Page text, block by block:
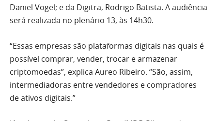
Daniel Vogel; e da Digitra, Rodrigo Batista. A audiência
será realizada no plenário 13, às 14h30.
“Essas empresas são plataformas digitais nas quais é
possível comprar, vender, trocar e armazenar
criptomoedas”, explica Aureo Ribeiro. “São, assim,
intermediadoras entre vendedores e compradores
de ativos digitais.”